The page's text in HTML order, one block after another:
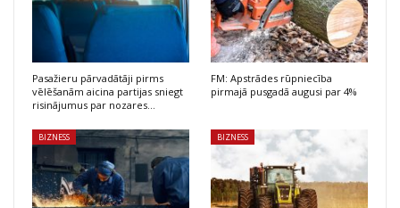
Pasažieru pārvadātāji pirms
vēlēšanām aicina partijas sniegt
risinājumus par nozares…
FM: Apstrādes rūpniecība
pirmajā pusgadā augusi par 4%
BIZNESS BIZNESS